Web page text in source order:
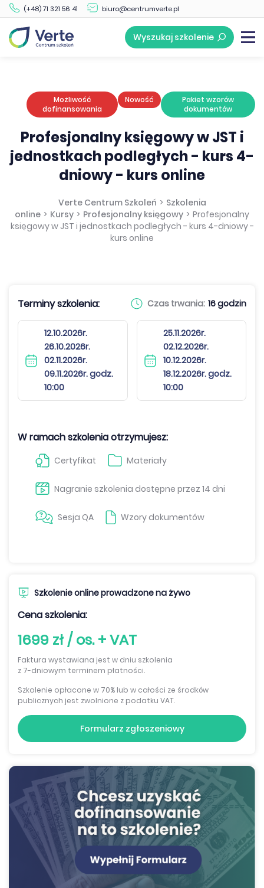
(+48) 71 321 56 41 biuro@centrumverte.pl
Wyszukaj szkolenie
Cena szkolenia:
1699 zł / os. + VAT Formularz zgłoszeniowy
Możliwość
dofinansowania
Nowość
Pakiet wzorów
dokumentów
Profesjonalny księgowy w JST i
jednostkach podległych - kurs 4-
dniowy - kurs online
Verte Centrum Szkoleń > Szkolenia
online > Kursy > Profesjonalny księgowy > Profesjonalny
księgowy w JST i jednostkach podległych - kurs 4-dniowy -
kurs online
Terminy szkolenia: Czas trwania: 16 godzin
12.10.2026r.
26.10.2026r.
02.11.2026r.
09.11.2026r. godz.
10:00
25.11.2026r.
02.12.2026r.
10.12.2026r.
18.12.2026r. godz.
10:00
W ramach szkolenia otrzymujesz:
Certyfikat Materiały
Nagranie szkolenia dostępne przez 14 dni
Sesja QA Wzory dokumentów
Szkolenie online prowadzone na żywo
Cena szkolenia:
1699 zł / os. + VAT
Faktura wystawiana jest w dniu szkolenia
z 7-dniowym terminem płatności.
Szkolenie opłacone w 70% lub w całości ze środków
publicznych jest zwolnione z podatku VAT.
Formularz zgłoszeniowy